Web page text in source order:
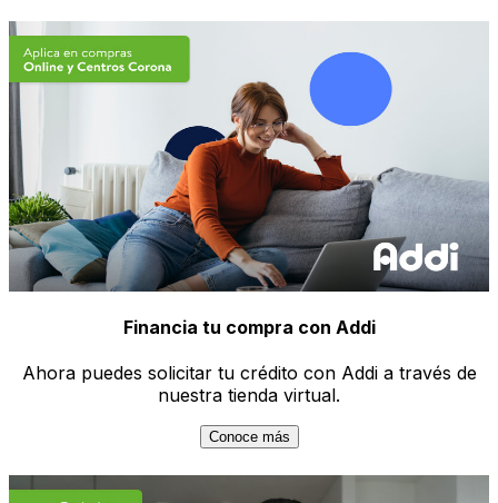
Financia tu compra con Addi
Ahora puedes solicitar tu crédito con Addi a través de
nuestra tienda virtual.
Conoce más